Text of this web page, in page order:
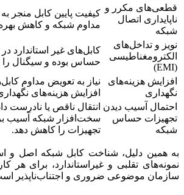
قطعی‌های مکرر و
ناپایداری اتصال
شبکه
کیفیت پایین کابل
مداوم شبکه و کاهش
نویز و تداخل‌های
الکترومغناطیسی
(EMI)
کابل‌های غیر استاندارد در
حساس بوده و سیگنال را
افزایش هزینه‌های
نگهداری
نیاز به تعویض مداوم
افزایش هزینه‌های
احتمال آسیب دیدن
تجهیزات حساس
شبکه
انتقال ناقص یا نادرست
سخت‌افزار شبکه آسیب
تجهیزات را کاهش دهد.
به همین دلیل، شناخت کابل شبکه اصل و
نمونه‌های تقلبی و غیراستاندارد، برای هر
سازمان موضوعی ضروری و اجتناب‌ناپذیر